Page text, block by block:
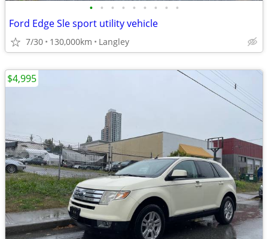
• • • • • • • • •
Ford Edge Sle sport utility vehicle
7/30 130,000km Langley
$4,995